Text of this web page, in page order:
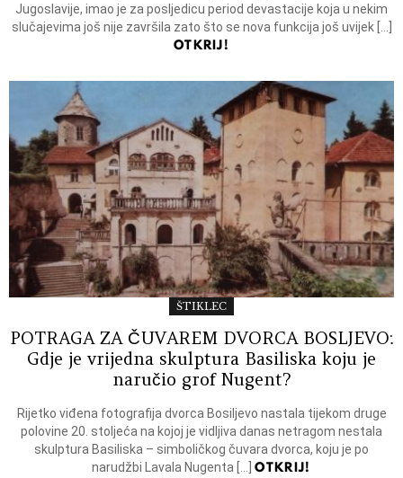
Jugoslavije, imao je za posljedicu period devastacije koja u nekim
slučajevima još nije završila zato što se nova funkcija još uvijek […]
OTKRIJ!
ŠTIKLEC
POTRAGA ZA ČUVAREM DVORCA BOSLJEVO:
Gdje je vrijedna skulptura Basiliska koju je
naručio grof Nugent?
Rijetko viđena fotografija dvorca Bosiljevo nastala tijekom druge
polovine 20. stoljeća na kojoj je vidljiva danas netragom nestala
skulptura Basiliska – simboličkog čuvara dvorca, koju je po
narudžbi Lavala Nugenta […]OTKRIJ!